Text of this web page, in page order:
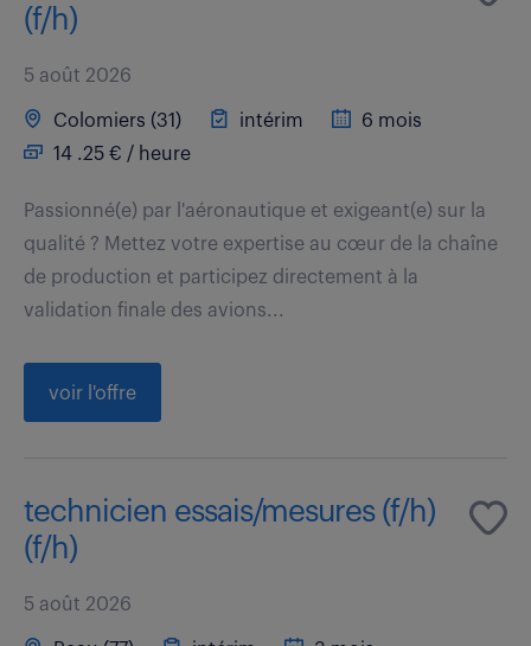
(f/h)
5 août 2026
Colomiers (31) intérim
6 mois
14 .25 € / heure
Passionné(e) par l'aéronautique et exigeant(e) sur la
qualité ? Mettez votre expertise au cœur de la chaîne
de production et participez directement à la
validation finale des avions...
voir l'offre
technicien essais/mesures (f/h)
(f/h)
5 août 2026